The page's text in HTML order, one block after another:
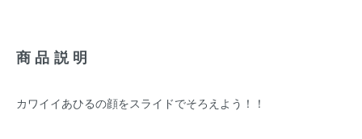
商品説明
カワイイあひるの顔をスライドでそろえよう！！